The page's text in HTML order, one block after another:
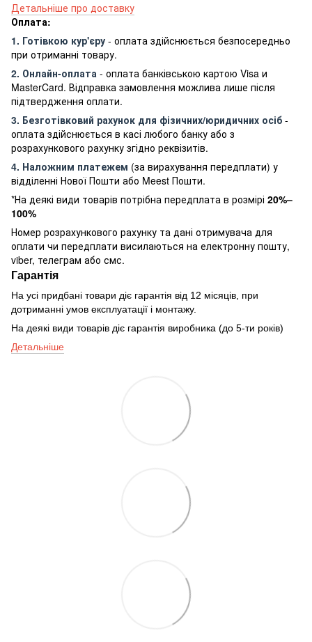
Детальніше про доставку
Оплата:
1. Готівкою кур'єру - оплата здійснюється безпосередньо
при отриманні товару.
2. Онлайн-оплата - оплата банківською картою Visa и
MasterCard. Відправка замовлення можлива лише після
підтвердження оплати.
3. Безготівковий рахунок для фізичних/юридичних осіб -
оплата здійснюється в касі любого банку або з
розрахункового рахунку згідно реквізитів.
4. Наложним платежем (за вирахування передплати) у
відділенні Нової Пошти або Meest Пошти.
*На деякі види товарів потрібна передплата в розмірі 20%–
100%
Номер розрахункового рахунку та дані отримувача для
оплати чи передплати висилаються на електронну пошту,
viber, телеграм або смс.
Гарантія
На усі придбані товари діє гарантія від 12 місяців, при
дотриманні умов експлуатації і монтажу.
На деякі види товарів діє гарантія виробника (до 5-ти років)
Детальніше